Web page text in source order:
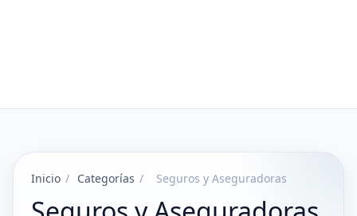
Inicio / Categorías / Seguros y Aseguradoras